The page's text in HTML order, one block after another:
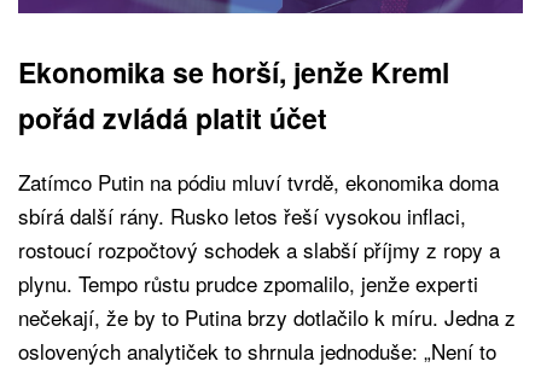
Ekonomika se horší, jenže Kreml
pořád zvládá platit účet
Zatímco Putin na pódiu mluví tvrdě, ekonomika doma
sbírá další rány. Rusko letos řeší vysokou inflaci,
rostoucí rozpočtový schodek a slabší příjmy z ropy a
plynu. Tempo růstu prudce zpomalilo, jenže experti
nečekají, že by to Putina brzy dotlačilo k míru. Jedna z
oslovených analytiček to shrnula jednoduše: „Není to